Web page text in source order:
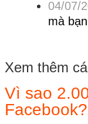
04/07/
mà
Xem thêm
Vì sao
Facebook?